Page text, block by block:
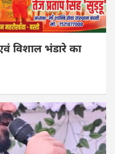
विशाल भंडारे का